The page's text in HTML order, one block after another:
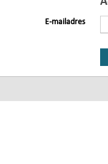
E-mailadres